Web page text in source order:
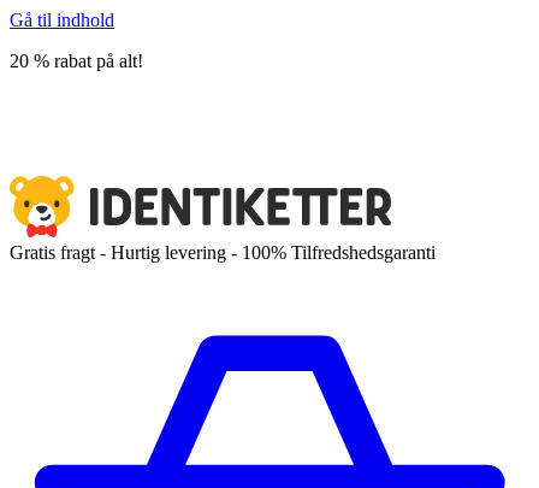
Gå til indhold
20 % rabat på alt!
Gratis fragt - Hurtig levering - 100% Tilfredshedsgaranti